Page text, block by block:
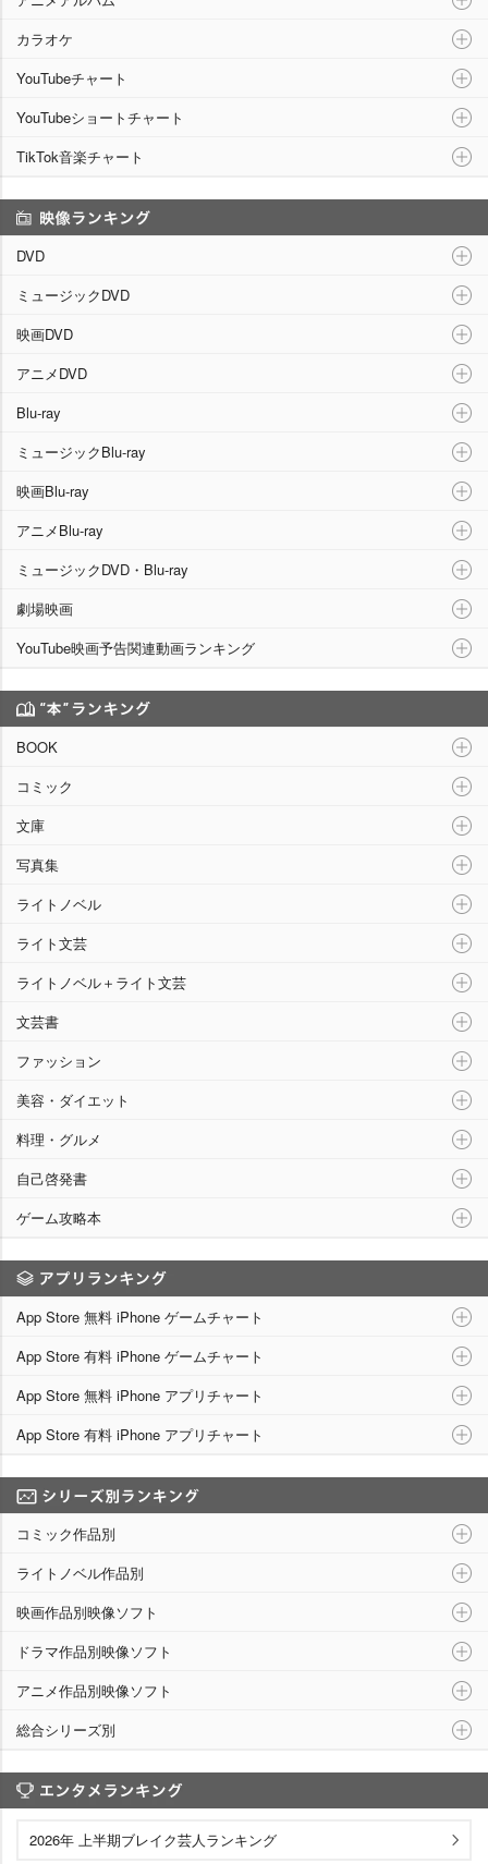
カラオケ
YouTubeチャート
YouTubeショートチャート
TikTok音楽チャート
DVD
ミュージックDVD
映画DVD
アニメDVD
Blu-ray
ミュージックBlu-ray
映画Blu-ray
アニメBlu-ray
ミュージックDVD・Blu-ray
劇場映画
YouTube映画予告関連動画ランキング
BOOK
コミック
文庫
写真集
ライトノベル
ライト文芸
ライトノベル＋ライト文芸
文芸書
ファッション
美容・ダイエット
料理・グルメ
自己啓発書
ゲーム攻略本
App Store 無料 iPhone ゲームチャート
App Store 有料 iPhone ゲームチャート
App Store 無料 iPhone アプリチャート
App Store 有料 iPhone アプリチャート
コミック作品別
ライトノベル作品別
映画作品別映像ソフト
ドラマ作品別映像ソフト
アニメ作品別映像ソフト
総合シリーズ別
2026年 上半期ブレイク芸人ランキング